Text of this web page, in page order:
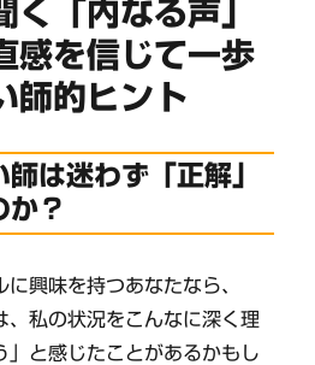
く「内なる声」
感を信じて一歩
師的ヒント
は迷わず「正解」
か？
興味を持つあなたなら、
、私の状況をこんなに深く理
」と感じたことがあるかもし